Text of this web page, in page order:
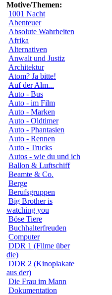
Motive/Themen:
1001 Nacht
Abenteuer
Absolute Wahrheiten
Afrika
Alternativen
Anwalt und Justiz
Architektur
Atom? Ja bitte!
Auf der Alm...
Auto - Bus
Auto - im Film
Auto - Marken
Auto - Oldtimer
Auto - Phantasien
Auto - Rennen
Auto - Trucks
Autos - wie du und ich
Ballon & Luftschiff
Beamte & Co.
Berge
Berufsgruppen
Big Brother is
watching you
Böse Tiere
Buchhalterfreuden
Computer
DDR 1 (Filme über
die)
DDR 2 (Kinoplakate
aus der)
Die Frau im Mann
Dokumentation